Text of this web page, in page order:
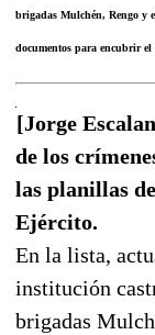
brigadas Mulchén, Rengo y
documentos para encubrir
[Jorge
de los
las planillas
Ejército.
En la lista,
institución
brigadas